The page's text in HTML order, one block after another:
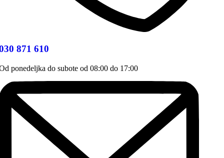
871 610
ponedeljka do subote od 08:00 do 17:00